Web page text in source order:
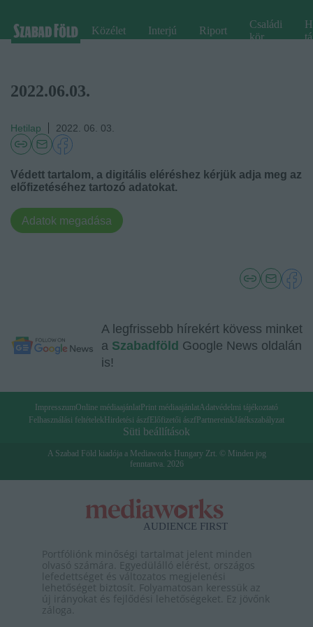
Közélet Interjú Riport
Családi
kör
2022.06.03.
Hetilap 2022. 06. 03.
Védett tartalom, a digitális eléréshez kérjük adja meg az
előfizetéséhez tartozó adatokat.
Adatok megadása
A legfrissebb hírekért kövess minket
a Szabadföld Google News oldalán
is!
ImpresszumOnline médiaajánlat Print médiaajánlatAdatvédelmi tájékoztató
Felhasználási feltételek Hirdetési ászf Előfizetői ászf PartnereinkJátékszabályzat
Süti beállítások
A Szabad Föld kiadója a Mediaworks Hungary Zrt. © Minden jog
fenntartva. 2026
Portfóliónk minőségi tartalmat jelent minden
olvasó számára. Egyedülálló elérést, országos
lefedettséget és változatos megjelenési
lehetőséget biztosít. Folyamatosan keressük az
új irányokat és fejlődési lehetőségeket. Ez jövőnk
záloga.